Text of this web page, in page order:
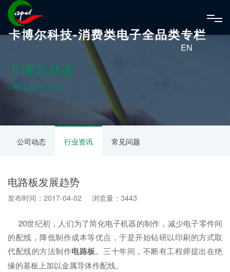
卡博尔科技-消费类电子全品类专栏
EN
卡博尔动态
CABOL DYNAMICS
公司动态 行业资讯 常见问题
电路板发展趋势
发布时间：2017-04-02 浏览量：3443
20世纪初，人们为了简化电子机器的制作，减少电子零件间
的配线，降低制作成本等优点，于是开始钻研以印刷的方式取
代配线的方法制作电路板。三十年间，不断有工程师提出在绝
缘的基板上加以金属导体作配线。